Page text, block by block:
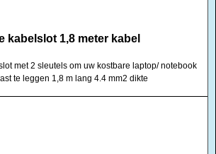
kabelslot 1,8 meter kabel
met 2 sleutels om uw kostbare laptop/ notebook
te leggen 1,8 m lang 4.4 mm2 dikte